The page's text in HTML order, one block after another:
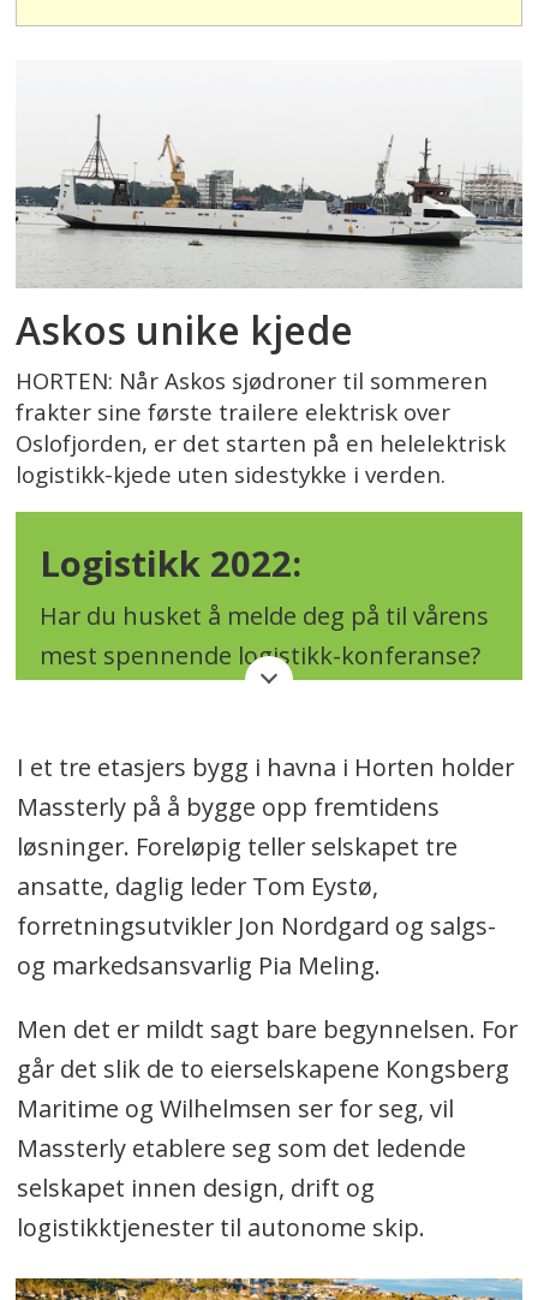
Askos unike kjede
HORTEN: Når Askos sjødroner til sommeren
frakter sine første trailere elektrisk over
Oslofjorden, er det starten på en helelektrisk
logistikk-kjede uten sidestykke i verden.
Logistikk 2022:
Har du husket å melde deg på til vårens
mest spennende logistikk-konferanse?
Hvor:Vika Kino, Oslo
Blant foredragsholderne:
Thor Myklebust
, seniorforsker, Sintef
og Hyperloop Cargo
Ole Andreas Hagen
, næringspolitisk
direktør NHO LT
Pia Meling, VP Sales and Marketing
Massterly
Lars Erik Matsson Fagernæs, CEO
I et tre etasjers bygg i havna i Horten holder
Massterly på å bygge opp fremtidens
løsninger. Foreløpig teller selskapet tre
ansatte, daglig leder Tom Eystø,
forretningsutvikler Jon Nordgard og salgs-
og markedsansvarlig Pia Meling.
Men det er mildt sagt bare begynnelsen. For
går det slik de to eierselskapene Kongsberg
Maritime og Wilhelmsen ser for seg, vil
Massterly etablere seg som det ledende
selskapet innen design, drift og
logistikktjenester til autonome skip.